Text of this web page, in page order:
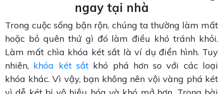
ngay tại nhà
Trong cuộc sống bận rộn, chúng ta thường làm mất
hoặc bỏ quên thứ gì đó làm điều khó tránh khỏi.
Làm mất chìa khóa két sắt là ví dụ điển hình. Tuy
nhiên, khóa két sắtkhó phá hơn so với các loại
khóa khác. Vì vậy, bạn không nên vội vàng phá két